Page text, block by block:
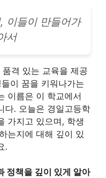
이들이 만들어가
서
격 있는 교육을 제공
이 꿈을 키워나가는
이름은 이 학교에서
다. 오늘은 경일고등학
가지고 있으며, 학생
는지에 대해 깊이 있
.
정책을 깊이 있게 알아